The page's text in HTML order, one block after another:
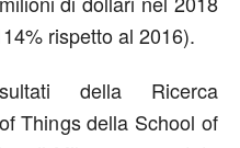
rispetto al 2016).
della Ricerca
Things della School of